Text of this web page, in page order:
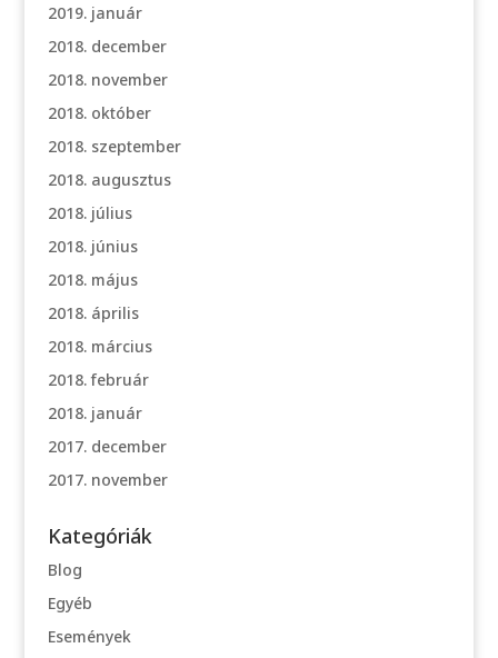
2019. január
2018. december
2018. november
2018. október
2018. szeptember
2018. augusztus
2018. július
2018. június
2018. május
2018. április
2018. március
2018. február
2018. január
2017. december
2017. november
Kategóriák
Blog
Egyéb
Események